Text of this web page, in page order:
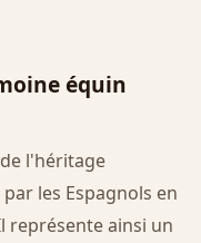
équin
l'héritage
les Espagnols en
représente ainsi un